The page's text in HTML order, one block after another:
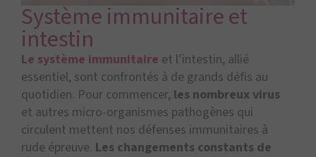
Système immunitaire et
intestin
Le système immunitaire et l’intestin, allié
essentiel, sont confrontés à de grands défis au
quotidien. Pour commencer, les nombreux virus
et autres micro-organismes pathogènes qui
circulent mettent nos défenses immunitaires à
rude épreuve. Les changements constants de